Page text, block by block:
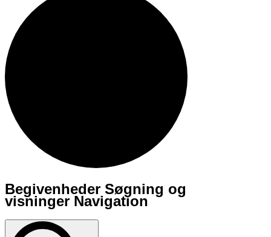
Begivenheder
Begivenheder Søgning og
visninger Navigation